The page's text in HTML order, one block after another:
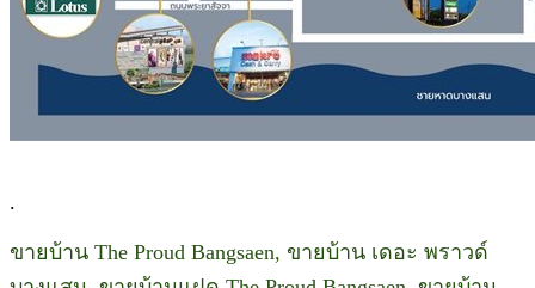
.
ขายบ้าน The Proud Bangsaen, ขายบ้าน เดอะ พราวด์